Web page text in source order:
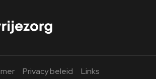
Privacy beleid Links